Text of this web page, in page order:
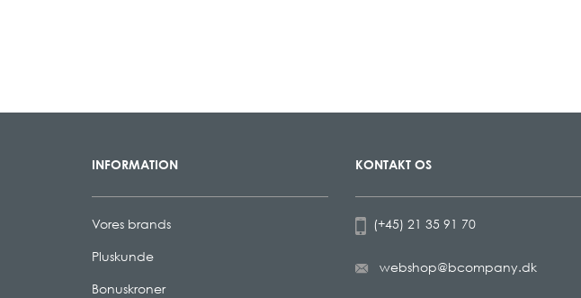
INFORMATION
Vores brands
Pluskunde
Bonuskroner
KONTAKT OS
(+45) 21 35 91 70
webshop@bcompany.dk